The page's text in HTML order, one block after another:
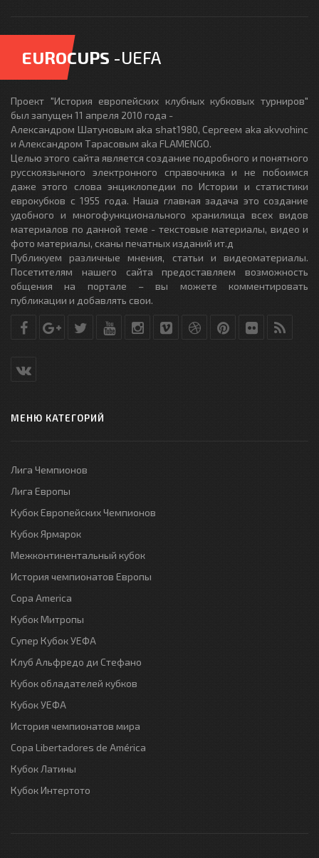
EUROCUPS -UEFA
Проект "История европейских клубных кубковых турниров"
был запущен 11 апреля 2010 года -
Александром Шатуновым aka shat1980, Сергеем aka akvvohinc
и Александром Тарасовым aka FLAMENGO.
Целью этого сайта является создание подробного и понятного
русскоязычного электронного справочника и не побоимся
даже этого слова энциклопедии по Истории и статистики
еврокубков с 1955 года. Наша главная задача это создание
удобного и многофункционального хранилища всех видов
материалов по данной теме - текстовые материалы, видео и
фото материалы, сканы печатных изданий ит.д
Публикуем различные мнения, статьи и видеоматериалы.
Посетителям нашего сайта предоставляем возможность
общения на портале – вы можете комментировать
публикации и добавлять свои.
МЕНЮ КАТЕГОРИЙ
Лига Чемпионов
Лига Европы
Кубок Европейских Чемпионов
Кубок Ярмарок
Межконтинентальный кубок
История чемпионатов Европы
Copa America
Кубок Митропы
Супер Кубок УЕФА
Клуб Альфредо ди Стефано
Кубок обладателей кубков
Кубок УЕФА
История чемпионатов мира
Copa Libertadores de América
Кубок Латины
Кубок Интертото